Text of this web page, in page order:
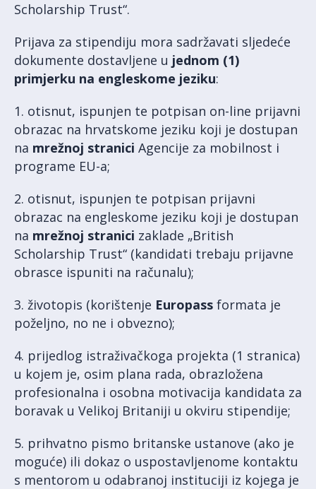
Scholarship Trust“.
Prijava za stipendiju mora sadržavati sljedeće
dokumente dostavljene u jednom (1)
primjerku na engleskome jeziku:
1. otisnut, ispunjen te potpisan on-line prijavni
obrazac na hrvatskome jeziku koji je dostupan
na mrežnoj stranici Agencije za mobilnost i
programe EU-a;
2. otisnut, ispunjen te potpisan prijavni
obrazac na engleskome jeziku koji je dostupan
na mrežnoj stranici zaklade „British
Scholarship Trust“ (kandidati trebaju prijavne
obrasce ispuniti na računalu);
3. životopis (korištenje Europass formata je
poželjno, no ne i obvezno);
4. prijedlog istraživačkoga projekta (1 stranica)
u kojem je, osim plana rada, obrazložena
profesionalna i osobna motivacija kandidata za
boravak u Velikoj Britaniji u okviru stipendije;
5. prihvatno pismo britanske ustanove (ako je
moguće) ili dokaz o uspostavljenome kontaktu
s mentorom u odabranoj instituciji iz kojega je